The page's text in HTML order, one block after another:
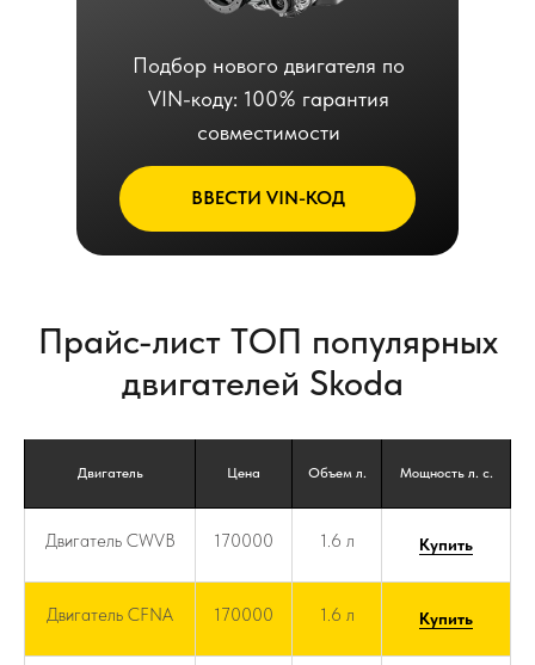
ВВЕСТИ VIN-КОД
Подбор нового двигателя по
VIN-коду: 100% гарантия
совместимости
Прайс-лист ТОП популярных
двигателей Skoda
Двигатель Цена Объем л. Мощность л. с.
Двигатель CWVB 170000 1.6 л Купить
Двигатель CFNA 170000 1.6 л Купить